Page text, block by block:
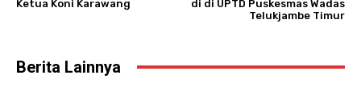
Ketua Koni Karawang
di di UPTD Puskesmas Wadas
Telukjambe Timur
Berita Lainnya